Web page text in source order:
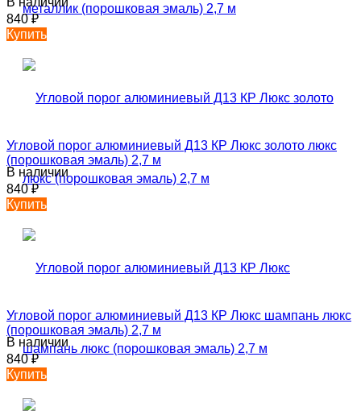
840₽
Купить
Угловой порог алюминиевый Д13 КР Люкс золото люкс
(порошковая эмаль) 2,7 м
В наличии
840₽
Купить
Угловой порог алюминиевый Д13 КР Люкс шампань люкс
(порошковая эмаль) 2,7 м
В наличии
840₽
Купить